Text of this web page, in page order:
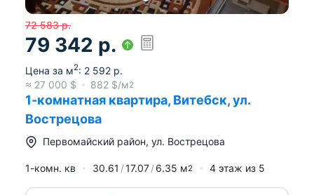
72 583 р.
79 342 р.
Цена за м2: 2 592 р.
≈ 27 000 $ 882 $/м2
1-комнатная квартира, Витебск, ул.
Вострецова
Первомайский район, ул. Вострецова
1-комн. кв 30.61 17.07 6.35 м2 4 этаж из 5